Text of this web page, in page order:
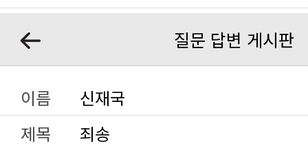
질문 답변 게시판
이름
신재국
제목
죄송